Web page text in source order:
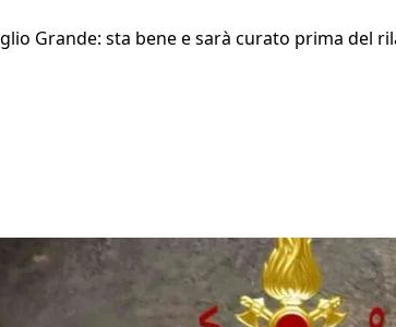
Grande: sta bene e sarà curato prima del